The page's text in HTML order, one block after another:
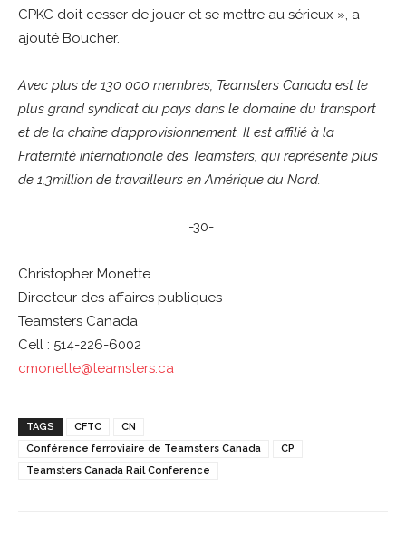
CPKC doit cesser de jouer et se mettre au sérieux », a
ajouté Boucher.
Avec plus de 130 000 membres, Teamsters Canada est le
plus grand syndicat du pays dans le domaine du transport
et de la chaîne d’approvisionnement. Il est affilié à la
Fraternité internationale des Teamsters, qui représente plus
de 1,3million de travailleurs en Amérique du Nord.
-30-
Christopher Monette
Directeur des affaires publiques
Teamsters Canada
Cell : 514-226-6002
cmonette@teamsters.ca
TAGS CFTC
CN
Conférence ferroviaire de Teamsters Canada
CP
Teamsters Canada Rail Conference